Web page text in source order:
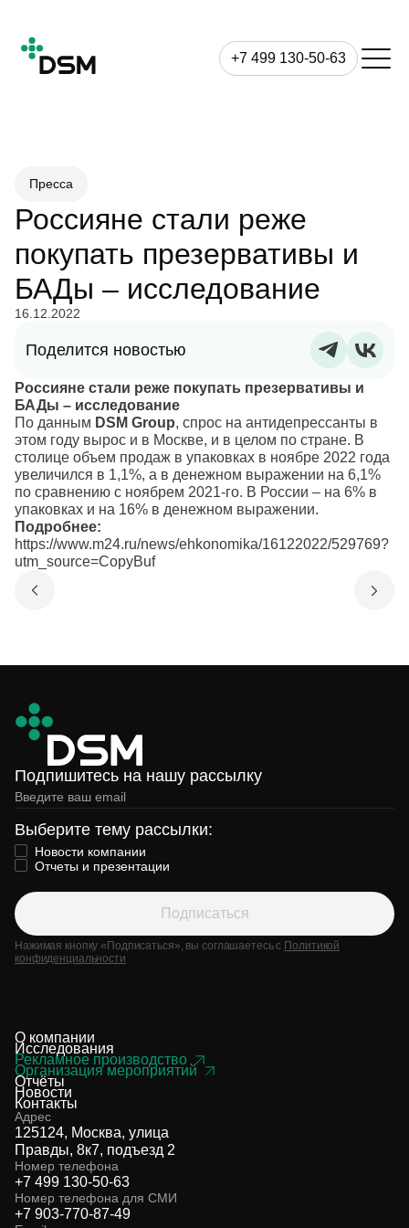
+7 499 130-50-63
Пресса
Россияне стали реже
покупать презервативы и
БАДы – исследование
16.12.2022
Поделится новостью
Россияне стали реже покупать презервативы и
БАДы – исследование
По данным DSM Group, спрос на антидепрессанты в
этом году вырос и в Москве, и в целом по стране. В
столице объем продаж в упаковках в ноябре 2022 года
увеличился в 1,1%, а в денежном выражении на 6,1%
по сравнению с ноябрем 2021-го. В России – на 6% в
упаковках и на 16% в денежном выражении.
Подробнее:
https://www.m24.ru/news/ehkonomika/16122022/529769?
utm_source=CopyBuf
Подпишитесь на нашу рассылку
Выберите тему рассылки:
Новости компании
Отчеты и презентации
Подписаться
Нажимая кнопку «Подписаться», вы соглашаетесь с Политикой
конфиденциальности
О компании
Исследования
Рекламное производство
Организация мероприятий
Отчёты
Новости
Контакты
Адрес
125124, Москва, улица
Правды, 8к7, подъезд 2
Номер телефона
+7 499 130-50-63
Номер телефона для СМИ
+7 903-770-87-49